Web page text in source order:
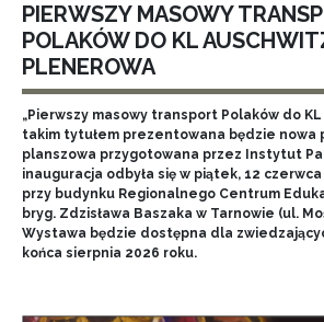
PIERWSZY MASOWY
POLAKÓW DO KL
PLENEROWA
„Pierwszy masowy transport Polaków do
takim tytułem prezentowana będzie nowa
planszowa przygotowana przez Instytut
inauguracja odbyła się w piątek, 12
przy budynku Regionalnego Centrum
bryg. Zdzisława Baszaka w Tarnowie (ul.
Wystawa będzie dostępna dla
końca sierpnia 2026 roku.